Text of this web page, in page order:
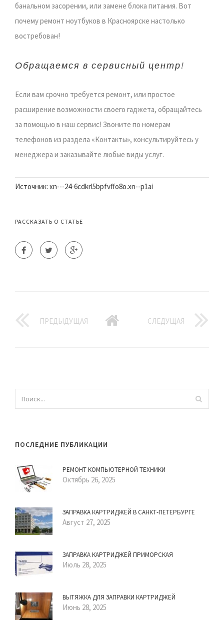
банальном засорении, или замене блока питания. Вот
почему ремонт ноутбуков в Красноярске настолько
востребован!
Обращаемся в сервисный центр!
Если вам срочно требуется ремонт, или простое
расширение возможности своего гаджета, обращайтесь
за помощью в наш сервис! Звоните по номерам
телефонов из раздела «Контакты», консультируйтесь у
менеджера и заказывайте любые виды услуг.
Источник: xn---24-6cdkrl5bpfvffo8o.xn--p1ai
РАССКАЗАТЬ О СТАТЬЕ
ПРЕДЫДУЩАЯ СЛЕДУЩАЯ
ПОСЛЕДНИЕ ПУБЛИКАЦИИ
РЕМОНТ КОМПЬЮТЕРНОЙ ТЕХНИКИ
Октябрь 26, 2025
ЗАПРАВКА КАРТРИДЖЕЙ В САНКТ-ПЕТЕРБУРГЕ
Август 27, 2025
ЗАПРАВКА КАРТРИДЖЕЙ ПРИМОРСКАЯ
Июль 28, 2025
ВЫТЯЖКА ДЛЯ ЗАПРАВКИ КАРТРИДЖЕЙ
Июнь 28, 2025